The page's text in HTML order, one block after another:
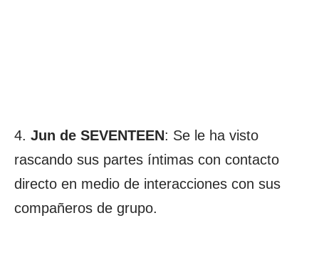
4. Jun de SEVENTEEN: Se le ha visto
rascando sus partes íntimas con contacto
directo en medio de interacciones con sus
compañeros de grupo.